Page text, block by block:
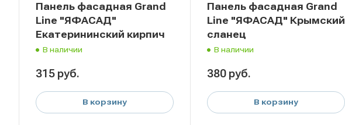
Панель фасадная Grand
Line "ЯФАСАД"
Екатерининский кирпич
В наличии
315 руб.
В корзину
Панель фасадная Grand
Line "ЯФАСАД" Крымский
сланец
В наличии
380 руб.
В корзину